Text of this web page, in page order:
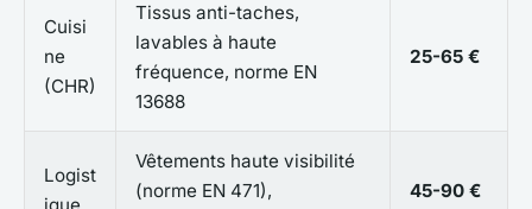
Cuisi
ne
(CHR)
Tissus anti-taches,
lavables à haute
fréquence, norme EN
13688
25-65 €
Logist
Vêtements haute visibilité
(norme EN 471),
45-90 €